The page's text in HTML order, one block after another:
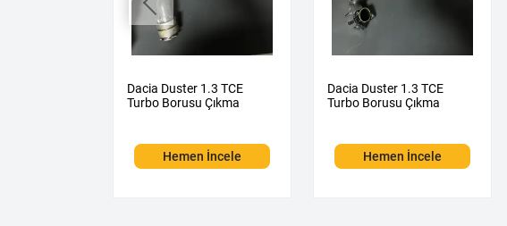
Dacia Duster 1.3 TCE
Turbo Borusu Çıkma
Hemen İncele
Dacia Duster 1.3 TCE
Turbo Borusu Çıkma
Hemen İncele